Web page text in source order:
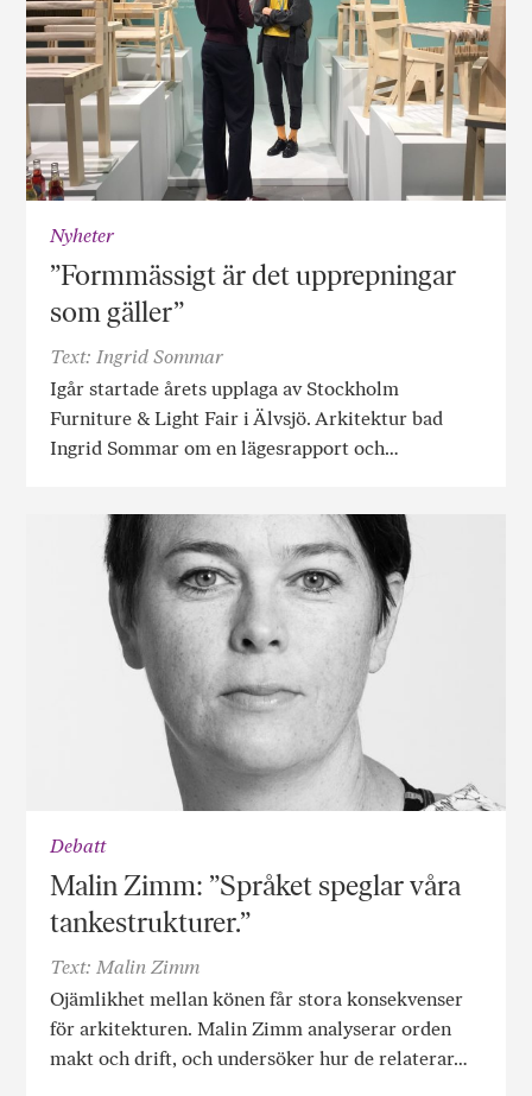
Nyheter
”Formmässigt är det upprepningar
som gäller”
Text: Ingrid Sommar
Igår startade årets upplaga av Stockholm
Furniture & Light Fair i Älvsjö. Arkitektur bad
Ingrid Sommar om en lägesrapport och…
Debatt
Malin Zimm: ”Språket speglar våra
tankestrukturer.”
Text: Malin Zimm
Ojämlikhet mellan könen får stora konsekvenser
för arkitekturen. Malin Zimm analyserar orden
makt och drift, och undersöker hur de relaterar…